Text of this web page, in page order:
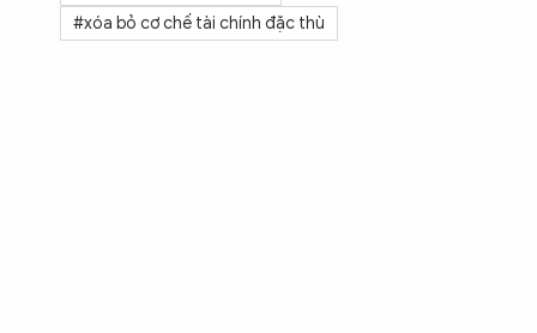
#xóa bỏ cơ chế tài chính đặc thù